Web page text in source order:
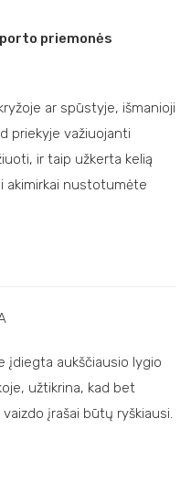
priemonės
ar spūstyje, išmanioji
priekyje važiuojanti
ir taip užkerta kelią
akimirkai nustotumėte
įdiegta aukščiausio lygio
užtikrina, kad bet
įrašai būtų ryškiausi.